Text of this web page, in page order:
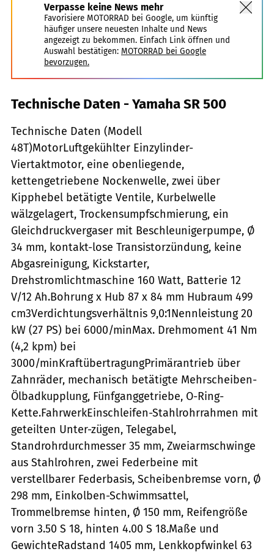
Verpasse keine News mehr
Favorisiere MOTORRAD bei Google, um künftig
häufiger unsere neuesten Inhalte und News
angezeigt zu bekommen. Einfach Link öffnen und
Auswahl bestätigen: MOTORRAD bei Google
bevorzugen.
Technische Daten - Yamaha SR 500
Technische Daten (Modell
48T)MotorLuftgekühlter Einzylinder-
Viertaktmotor, eine obenliegende,
kettengetriebene Nockenwelle, zwei über
Kipphebel betätigte Ventile, Kurbelwelle
wälzgelagert, Trockensumpfschmierung, ein
Gleichdruckvergaser mit Beschleunigerpumpe, Ø
34 mm, kontakt-lose Transistorzündung, keine
Abgasreinigung, Kickstarter,
Drehstromlichtmaschine 160 Watt, Batterie 12
V/12 Ah.Bohrung x Hub 87 x 84 mm Hubraum 499
cm3Verdichtungsverhältnis 9,0:1Nennleistung 20
kW (27 PS) bei 6000/minMax. Drehmoment 41 Nm
(4,2 kpm) bei
3000/minKraftübertragungPrimärantrieb über
Zahnräder, mechanisch betätigte Mehrscheiben-
Ölbadkupplung, Fünfganggetriebe, O-Ring-
Kette.FahrwerkEinschleifen-Stahlrohrrahmen mit
geteilten Unter-zügen, Telegabel,
Standrohrdurchmesser 35 mm, Zweiarmschwinge
aus Stahlrohren, zwei Federbeine mit
verstellbarer Federbasis, Scheibenbremse vorn, Ø
298 mm, Einkolben-Schwimmsattel,
Trommelbremse hinten, Ø 150 mm, Reifengröße
vorn 3.50 S 18, hinten 4.00 S 18.Maße und
GewichteRadstand 1405 mm, Lenkkopfwinkel 63